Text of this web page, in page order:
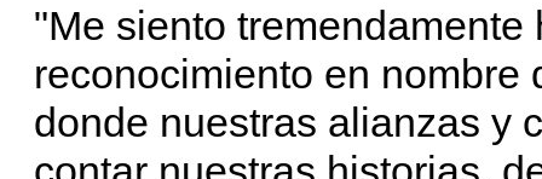
"Me siento
reconocimiento en nombre
donde nuestras alianzas y